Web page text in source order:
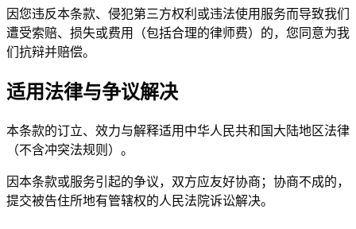
因您违反本条款、侵犯第三方权利或违法使用服务而导致我们
遭受索赔、损失或费用（包括合理的律师费）的，您同意为我
们抗辩并赔偿。
适用法律与争议解决
本条款的订立、效力与解释适用中华人民共和国大陆地区法律
（不含冲突法规则）。
因本条款或服务引起的争议，双方应友好协商；协商不成的，
提交被告住所地有管辖权的人民法院诉讼解决。